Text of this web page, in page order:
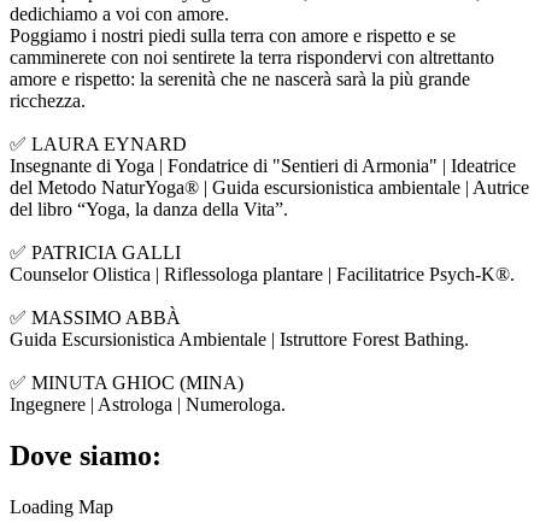
dedichiamo a voi con amore.
Poggiamo i nostri piedi sulla terra con amore e rispetto e se
camminerete con noi sentirete la terra rispondervi con altrettanto
amore e rispetto: la serenità che ne nascerà sarà la più grande
ricchezza.
✅​ LAURA EYNARD
Insegnante di Yoga | Fondatrice di "Sentieri di Armonia" | Ideatrice
del Metodo NaturYoga® | Guida escursionistica ambientale | Autrice
del libro “Yoga, la danza della Vita”.
✅​ PATRICIA GALLI
Counselor Olistica | Riflessologa plantare | Facilitatrice Psych-K®.
✅​ MASSIMO ABBÀ
Guida Escursionistica Ambientale | Istruttore Forest Bathing.
✅​ MINUTA GHIOC (MINA)
Ingegnere | Astrologa | Numerologa.
Dove siamo:
Loading Map